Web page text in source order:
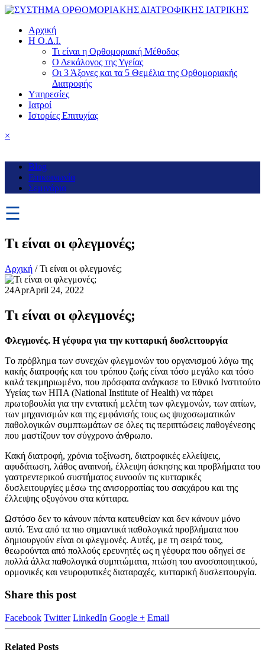
Αρχική
Η Ο.Δ.Ι.
Τι είναι η Ορθομοριακή Μέθοδος
Ο Δεκάλογος της Υγείας
Οι 3 Άξονες και τα 5 Θεμέλια της Ορθομοριακής
Διατροφής
Υπηρεσίες
Ιατροί
Ιστορίες Επιτυχίας
×
Blog
Επικοινωνία
Σεμινάρια
☰
Τι είναι οι φλεγμονές;
Αρχική /Τι είναι οι φλεγμονές;
24AprApril 24, 2022
Τι είναι οι φλεγμονές;
Φλεγμονές. Η γέφυρα για την κυτταρική δυσλειτουργία
Tο πρόβλημα των συνεχών φλεγμονών του οργανισμού λόγω της
κακής διατροφής και του τρόπου ζωής είναι τόσο μεγάλο και τόσο
καλά τεκμηριωμένο, που πρόσφατα ανάγκασε το Εθνικό Ινστιτούτο
Υγείας των ΗΠΑ (National Institute of Health) να πάρει
πρωτοβουλία για την εντατική μελέτη των φλεγμονών, των αιτίων,
των μηχανισμών και της εμφάνισής τους ως ψυχοσωματικών
παθολογικών συμπτωμάτων σε όλες τις περιπτώσεις παθογένεσης
που μαστίζουν τον σύγχρονο άνθρωπο.
Κακή διατροφή, χρόνια τοξίνωση, διατροφικές ελλείψεις,
αφυδάτωση, λάθος αναπνοή, έλλειψη άσκησης και προβλήματα του
γαστρεντερικού συστήματος ευνοούν τις κυτταρικές
δυσλειτουργίες μέσω της ανισορροπίας του σακχάρου και της
έλλειψης οξυγόνου στα κύτταρα.
Ωστόσο δεν το κάνουν πάντα κατευθείαν και δεν κάνουν μόνο
αυτό. Ένα από τα πιο σημαντικά παθολογικά προβλήματα που
δημιουργούν είναι οι φλεγμονές. Αυτές, με τη σειρά τους,
θεωρούνται από πολλούς ερευνητές ως η γέφυρα που οδηγεί σε
πολλά άλλα παθολογικά συμπτώματα, πτώση του ανοσοποιητικού,
ορμονικές και νευροφυτικές διαταραχές, κυτταρική δυσλειτουργία.
Share this post
Facebook Twitter LinkedIn Google + Email
Related Posts